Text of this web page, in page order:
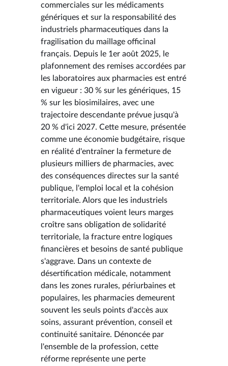
commerciales sur les médicaments
génériques et sur la responsabilité des
industriels pharmaceutiques dans la
fragilisation du maillage officinal
français. Depuis le 1er août 2025, le
plafonnement des remises accordées par
les laboratoires aux pharmacies est entré
en vigueur : 30 % sur les génériques, 15
% sur les biosimilaires, avec une
trajectoire descendante prévue jusqu'à
20 % d'ici 2027. Cette mesure, présentée
comme une économie budgétaire, risque
en réalité d'entraîner la fermeture de
plusieurs milliers de pharmacies, avec
des conséquences directes sur la santé
publique, l'emploi local et la cohésion
territoriale. Alors que les industriels
pharmaceutiques voient leurs marges
croître sans obligation de solidarité
territoriale, la fracture entre logiques
financières et besoins de santé publique
s'aggrave. Dans un contexte de
désertification médicale, notamment
dans les zones rurales, périurbaines et
populaires, les pharmacies demeurent
souvent les seuls points d'accès aux
soins, assurant prévention, conseil et
continuité sanitaire. Dénoncée par
l'ensemble de la profession, cette
réforme représente une perte